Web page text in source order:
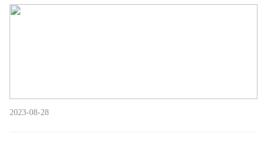
2023-08-28